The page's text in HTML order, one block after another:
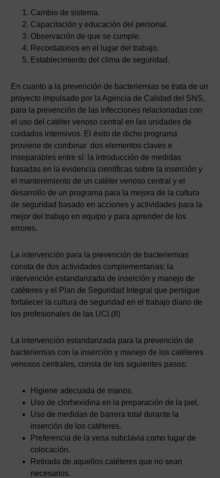
Cambio de sistema.
Capacitación y educación del personal.
Observación de que se cumple.
Recordatorios en el lugar del trabajo.
Establecimiento del clima de seguridad.
En cuanto a la prevención de bacteriemias se trata de un
proyecto impulsado por la Agencia de Calidad del SNS,
para la prevención de las infecciones relacionadas con
el uso del catéter venoso central en las unidades de
cuidados intensivos. El éxito de dicho programa
proviene de combinar dos elementos claves e
inseparables entre sí: la introducción de medidas
basadas en la evidencia científicas sobre la inserción y
el mantenimiento de un catéter venoso central y el
desarrollo de un programa para la mejora de la cultura
de seguridad basado en acciones y actividades para la
mejor del trabajo en equipo y para aprender de los
errores.
La intervención para la prevención de bacteriemias
consta de dos actividades complementarias: la
intervención estandarizada de inserción y manejo de
catéteres y el Plan de Seguridad Integral que persigue
fortalecer la cultura de seguridad en el trabajo diario de
los profesionales de las UCI.(8)
La intervención estandarizada para la prevención de
bacteriemias con la inserción y manejo de los catéteres
venosos centrales, consta de los siguientes pasos:
Higiene adecuada de manos.
Uso de clorhexidina en la preparación de la piel.
Uso de medidas de barrera total durante la
inserción de los catéteres.
Preferencia de la vena subclavia como lugar de
colocación.
Retirada de aquellos catéteres que no sean
necesarios.